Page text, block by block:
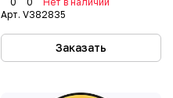
Арт. V382835
Заказать